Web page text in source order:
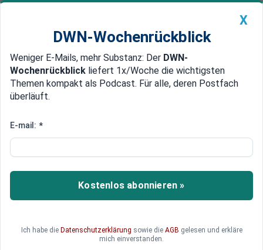
Newsticker MEIN DWN: Geldanlage Premium
Edelmetalle DWN-Magazin China
Millionen gestohlen?
Moskau meldet Hacker-Angriff
auf die russische Zentralbank
Unbekannte Hacker sollen bei Russlands
X
DWN-Wochenrückblick
Weniger E-Mails, mehr Substanz: Der DWN-
Wochenrückblick liefert 1x/Woche die wichtigsten
Themen kompakt als Podcast. Für alle, deren Postfach
überläuft.
E-mail: *
Kostenlos abonnieren »
Ich habe die Datenschutzerklärung sowie die AGB gelesen und erkläre
mich einverstanden.